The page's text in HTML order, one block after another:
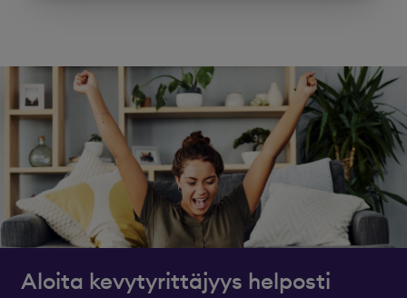
Aloita kevytyrittäjyys helposti